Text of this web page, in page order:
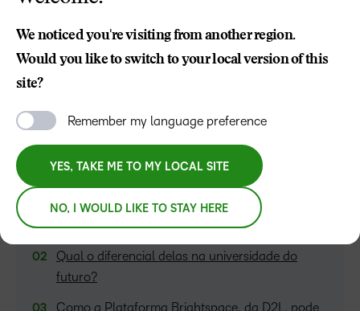
Andre Gregorio
Quais são as novas metodologias de ensino?
Qual o diferencial delas na universidade do
futuro?
Como a Plataforma Brightspace, da D2L, pode
We noticed you're visiting from another region.
Would you like to switch to your local version of this
site?
Remember my language preference
YES, TAKE ME TO MY LOCAL SITE
NO, I WOULD LIKE TO STAY HERE